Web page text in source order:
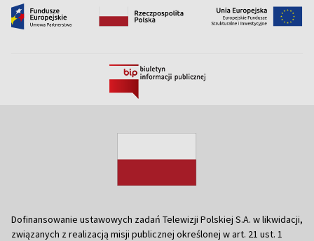
Dofinansowanie ustawowych zadań Telewizji Polskiej S.A. w likwidacji,
związanych z realizacją misji publicznej określonej w art. 21 ust. 1